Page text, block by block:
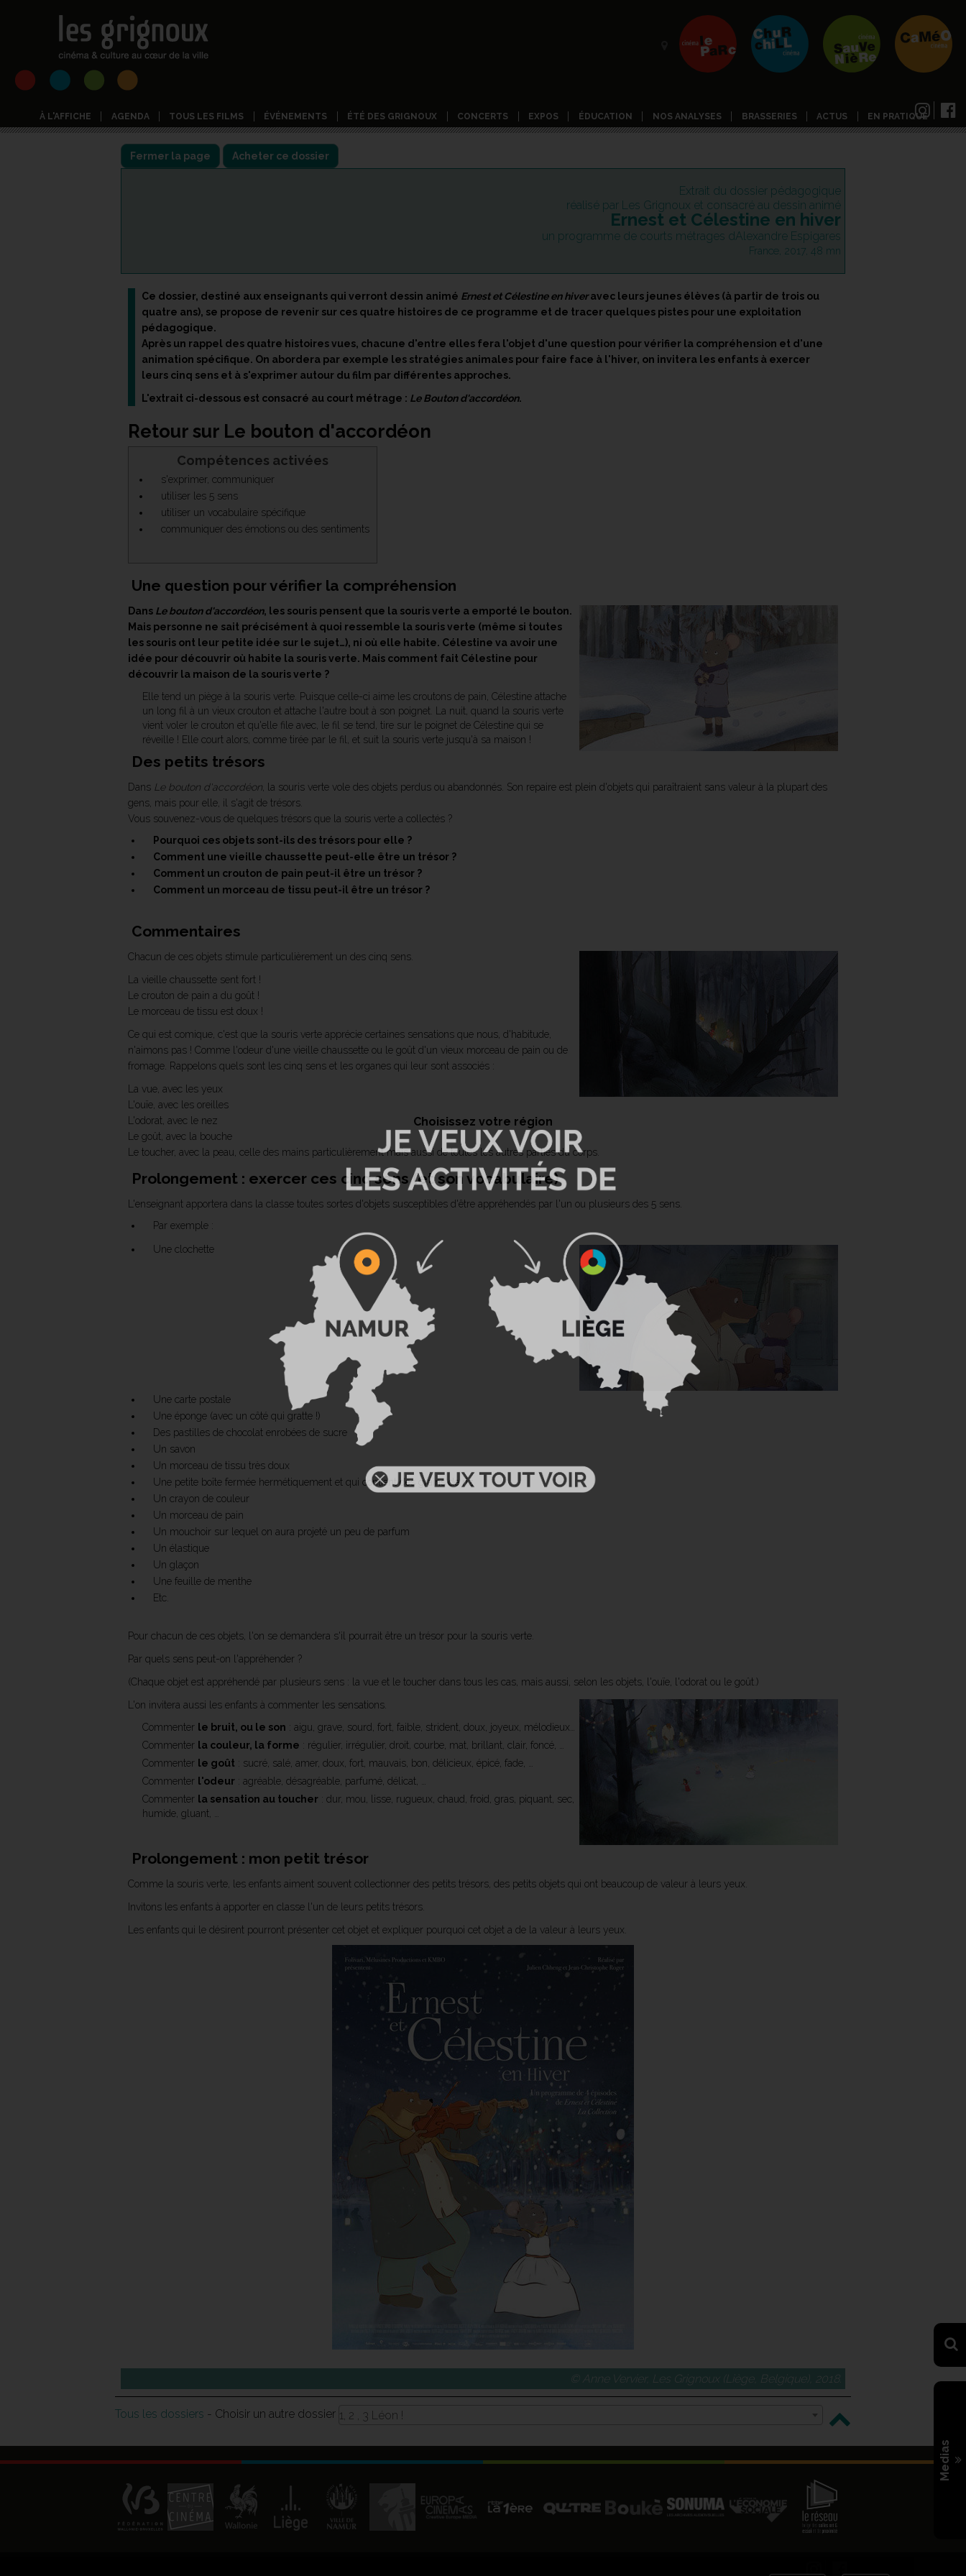
Medias
À L'AFFICHE AGENDA TOUS LES FILMS ÉVÉNEMENTS ÉTÉ DES GRIGNOUX CONCERTS EXPOS ÉDUCATION NOS ANALYSES BRASSERIES ACTUS EN PRATIQUE
Fermer la page Acheter ce dossier
Extrait du dossier pédagogique
réalisé par Les Grignoux et consacré au dessin animé
Ernest et Célestine en hiver
un programme de courts métrages dAlexandre Espigares
France, 2017, 48 mn
Ce dossier, destiné aux enseignants qui verront dessin animé Ernest et Célestine en hiveravec leurs jeunes élèves (à partir de trois ou
quatre ans), se propose de revenir sur ces quatre histoires de ce programme et de tracer quelques pistes pour une exploitation
pédagogique.
Après un rappel des quatre histoires vues, chacune d'entre elles fera l'objet d'une question pour vérifier la compréhension et d'une
animation spécifique. On abordera par exemple les stratégies animales pour faire face à l'hiver, on invitera les enfants à exercer
leurs cinq sens et à s'exprimer autour du film par différentes approches.
L'extrait ci-dessous est consacré au court métrage : Le Bouton d'accordéon.
Retour sur Le bouton d'accordéon
Compétences activées
s'exprimer, communiquer
utiliser les 5 sens
utiliser un vocabulaire spécifique
communiquer des émotions ou des sentiments
Une question pour vérifier la compréhension
Dans Le bouton d'accordéon, les souris pensent que la souris verte a emporté le bouton.
Mais personne ne sait précisément à quoi ressemble la souris verte (même si toutes
les souris ont leur petite idée sur le sujet…), ni où elle habite. Célestine va avoir une
idée pour découvrir où habite la souris verte. Mais comment fait Célestine pour
découvrir la maison de la souris verte ?
Elle tend un piège à la souris verte. Puisque celle-ci aime les croutons de pain, Célestine attache
un long fil à un vieux crouton et attache l'autre bout à son poignet. La nuit, quand la souris verte
vient voler le crouton et qu'elle file avec, le fil se tend, tire sur le poignet de Célestine qui se
réveille ! Elle court alors, comme tirée par le fil, et suit la souris verte jusqu'à sa maison !
Des petits trésors
Dans Le bouton d'accordéon , la souris verte vole des objets perdus ou abandonnés. Son repaire est plein d'objets qui paraîtraient sans valeur à la plupart des
gens, mais pour elle, il s'agit de trésors.
Vous souvenez-vous de quelques trésors que la souris verte a collectés ?
Pourquoi ces objets sont-ils des trésors pour elle ?
Comment une vieille chaussette peut-elle être un trésor ?
Comment un crouton de pain peut-il être un trésor ?
Comment un morceau de tissu peut-il être un trésor ?
Commentaires
Chacun de ces objets stimule particulièrement un des cinq sens.
La vieille chaussette sent fort !
Le crouton de pain a du goût !
Le morceau de tissu est doux !
Ce qui est comique, c'est que la souris verte apprécie certaines sensations que nous, d'habitude,
n'aimons pas ! Comme l'odeur d'une vieille chaussette ou le goût d'un vieux morceau de pain ou de
fromage. Rappelons quels sont les cinq sens et les organes qui leur sont associés :
La vue, avec les yeux
L'ouïe, avec les oreilles
L'odorat, avec le nez
Le goût, avec la bouche
Le toucher, avec la peau, celle des mains particulièrement mais aussi de toutes les autres parties du corps.
Prolongement : exercer ces cinq sens (et son vocabulaire)
L'enseignant apportera dans la classe toutes sortes d'objets susceptibles d'être appréhendés par l'un ou plusieurs des 5 sens.
Par exemple :
Une clochette
Une carte postale
Une éponge (avec un côté qui gratte !)
Des pastilles de chocolat enrobées de sucre
Un savon
Un morceau de tissu très doux
Une petite boîte fermée hermétiquement et qui contient des grains de riz
Un crayon de couleur
Un morceau de pain
Un mouchoir sur lequel on aura projeté un peu de parfum
Un élastique
Un glaçon
Une feuille de menthe
Etc.
Pour chacun de ces objets, l'on se demandera s'il pourrait être un trésor pour la souris verte.
Par quels sens peut-on l'appréhender ?
(Chaque objet est appréhendé par plusieurs sens : la vue et le toucher dans tous les cas, mais aussi, selon les objets, l'ouïe, l'odorat ou le goût.)
L'on invitera aussi les enfants à commenter les sensations.
Commenter le bruit, ou le son : aigu, grave, sourd, fort, faible, strident, doux, joyeux, mélodieux…
Commenter la couleur, la forme : régulier, irrégulier, droit, courbe, mat, brillant, clair, foncé, …
Commenter le goût : sucré, salé, amer, doux, fort, mauvais, bon, délicieux, épicé, fade, …
Commenter l'odeur : agréable, désagréable, parfumé, délicat, …
Commenter la sensation au toucher : dur, mou, lisse, rugueux, chaud, froid, gras, piquant, sec,
humide, gluant, …
Prolongement : mon petit trésor
Comme la souris verte, les enfants aiment souvent collectionner des petits trésors, des petits objets qui ont beaucoup de valeur à leurs yeux.
Invitons les enfants à apporter en classe l'un de leurs petits trésors.
Les enfants qui le désirent pourront présenter cet objet et expliquer pourquoi cet objet a de la valeur à leurs yeux.
© Anne Vervier, Les Grignoux (Liège, Belgique), 2018.
Tous les dossiers - Choisir un autre dossier 1, 2 , 3 Léon !
Choisissez votre région